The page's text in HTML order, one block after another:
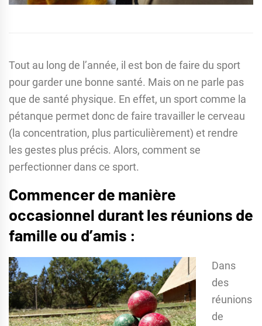
Tout au long de l’année, il est bon de faire du sport
pour garder une bonne santé. Mais on ne parle pas
que de santé physique. En effet, un sport comme la
pétanque permet donc de faire travailler le cerveau
(la concentration, plus particulièrement) et rendre
les gestes plus précis. Alors, comment se
perfectionner dans ce sport.
Commencer de manière
occasionnel durant les réunions de
famille ou d’amis :
Dans
des
réunions
de